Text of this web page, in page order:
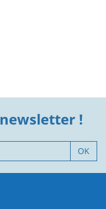
newsletter !
OK